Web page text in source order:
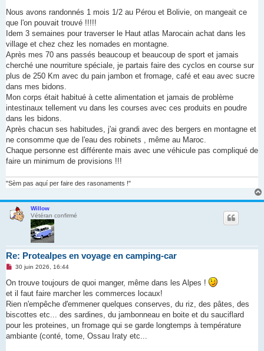
g
n
o
l
u
Nous avons randonnés 1 mois 1/2 au Pérou et Bolivie, on mangeait ce
que l'on pouvait trouvé !!!!!
Idem 3 semaines pour traverser le Haut atlas Marocain achat dans les
village et chez chez les nomades en montagne.
Après mes 70 ans passés beaucoup et beaucoup de sport et jamais
cherché une nourriture spéciale, je partais faire des cyclos en course sur
plus de 250 Km avec du pain jambon et fromage, café et eau avec sucre
dans mes bidons.
Mon corps était habitué à cette alimentation et jamais de problème
intestinaux tellement vu dans les courses avec ces produits en poudre
dans les bidons.
Après chacun ses habitudes, j'ai grandi avec des bergers en montagne et
ne consomme que de l'eau des robinets , même au Maroc.
Chaque personne est différente mais avec une véhicule pas compliqué de
faire un minimum de provisions !!!
"Sèm pas aquí per faire des rasonaments !"
Willow
Vétéran confirmé
Re: Protealpes en voyage en camping-car
M
s
s
g
e
n
o
n
l
30 juin 2026, 16:44
On trouve toujours de quoi manger, même dans les Alpes !
et il faut faire marcher les commerces locaux!
Rien n'empêche d'emmener quelques conserves, du riz, des pâtes, des
biscottes etc... des sardines, du jambonneau en boite et du sauciflard
pour les proteines, un fromage qui se garde longtemps à température
ambiante (conté, tome, Ossau Iraty etc...